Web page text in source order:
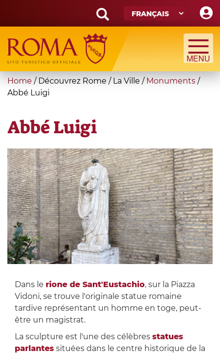
main
content
Search
form
Recherche
You
are
Home / Découvrez Rome / La Ville / Monuments /
Abbé Luigi
Abbé Luigi
Dans le rione de Sant'Eustachio, sur la Piazza
Vidoni, se trouve l'originale statue romaine
tardive représentant un homme en toge, peut-
être un magistrat.
La sculpture est l'une des célèbres statues
parlantessituées dans le centre historique de la